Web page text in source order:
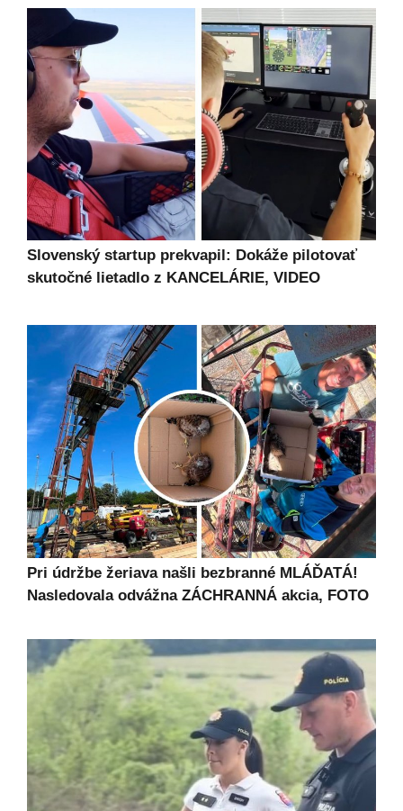
Slovenský startup prekvapil: Dokáže pilotovať
skutočné lietadlo z KANCELÁRIE, VIDEO
Pri údržbe žeriava našli bezbranné MLÁĎATÁ!
Nasledovala odvážna ZÁCHRANNÁ akcia, FOTO